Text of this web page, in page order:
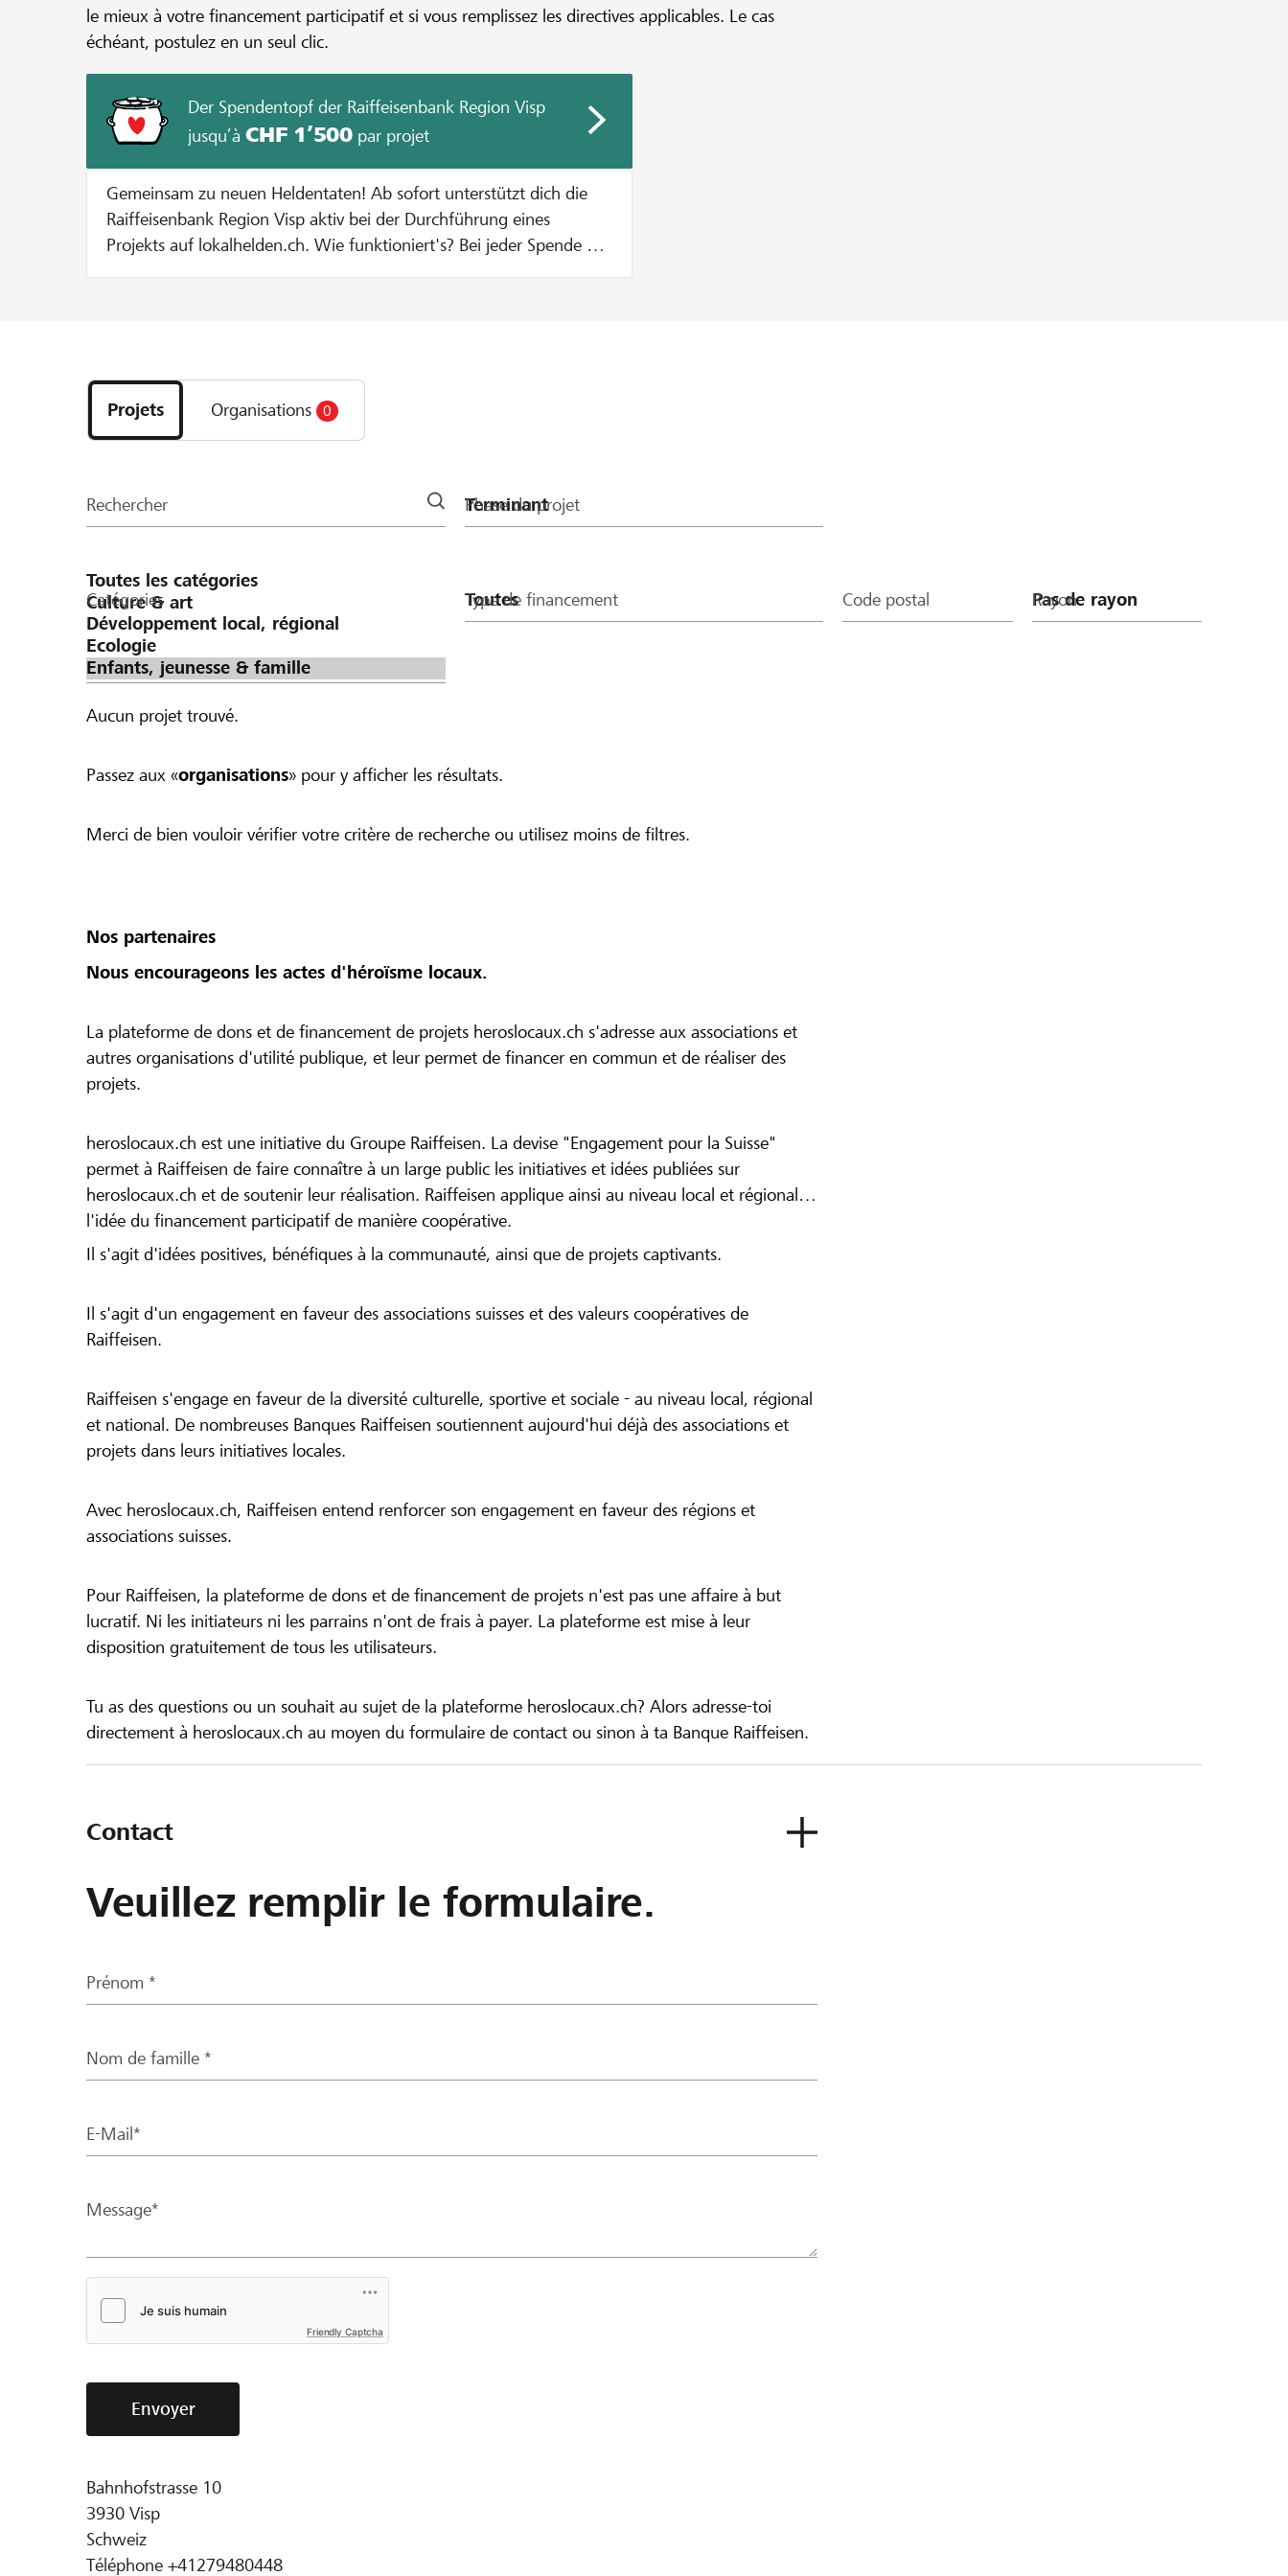
le mieux à votre financement participatif et si vous remplissez les directives applicables. Le cas
échéant, postulez en un seul clic.
Der Spendentopf der Raiffeisenbank Region Visp
jusqu’à CHF 1’500par projet
Gemeinsam zu neuen Heldentaten! Ab sofort unterstützt dich die
Raiffeisenbank Region Visp aktiv bei der Durchführung eines
Projekts auf lokalhelden.ch. Wie funktioniert's? Bei jeder Spende zu
verdoppeln wir den Betrag auf CHF 200. Bei einer Spende von CHF
400 werden pauschal CHF 100 dazugegeben, was einen Betrag von
les
projets
et
la
Projets Organisations 0
Rechercher Phase du projet
Catégories Type de financement Code postal Rayon
Aucun projet trouvé.
Passez aux «organisations» pour y afficher les résultats.
Merci de bien vouloir vérifier votre critère de recherche ou utilisez moins de filtres.
Nos partenaires
Nous encourageons les actes d'héroïsme locaux.
La plateforme de dons et de financement de projets heroslocaux.ch s'adresse aux associations et
autres organisations d'utilité publique, et leur permet de financer en commun et de réaliser des
projets.
heroslocaux.ch est une initiative du Groupe Raiffeisen. La devise "Engagement pour la Suisse"
permet à Raiffeisen de faire connaître à un large public les initiatives et idées publiées sur
heroslocaux.ch et de soutenir leur réalisation. Raiffeisen applique ainsi au niveau local et régional
l'idée du financement participatif de manière coopérative.
Il s'agit d'idées positives, bénéfiques à la communauté, ainsi que de projets captivants.
Il s'agit d'un engagement en faveur des associations suisses et des valeurs coopératives de
Raiffeisen.
Raiffeisen s'engage en faveur de la diversité culturelle, sportive et sociale - au niveau local, régional
et national. De nombreuses Banques Raiffeisen soutiennent aujourd'hui déjà des associations et
projets dans leurs initiatives locales.
Avec heroslocaux.ch, Raiffeisen entend renforcer son engagement en faveur des régions et
associations suisses.
Pour Raiffeisen, la plateforme de dons et de financement de projets n'est pas une affaire à but
lucratif. Ni les initiateurs ni les parrains n'ont de frais à payer. La plateforme est mise à leur
disposition gratuitement de tous les utilisateurs.
Tu as des questions ou un souhait au sujet de la plateforme heroslocaux.ch? Alors adresse-toi
directement à heroslocaux.ch au moyen du formulaire de contact ou sinon à ta Banque Raiffeisen.
Contact
Veuillez remplir le formulaire.
Prénom *
Nom de famille *
E-Mail*
Message*
Friendly Captcha
Envoyer
Bahnhofstrasse 10
3930 Visp
Schweiz
Téléphone +41279480448